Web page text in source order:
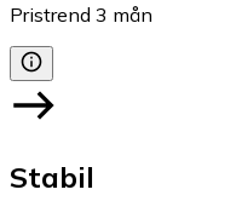
Pristrend 3 mån
Stabil